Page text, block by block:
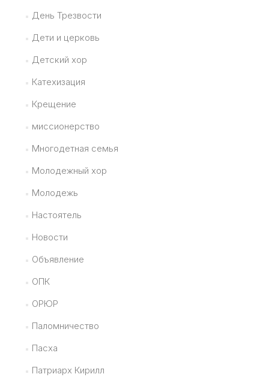
День Трезвости
Дети и церковь
Детский хор
Катехизация
Крещение
миссионерство
Многодетная семья
Молодежный хор
Молодежь
Настоятель
Новости
Объявление
ОПК
ОРЮР
Паломничество
Пасха
Патриарх Кирилл